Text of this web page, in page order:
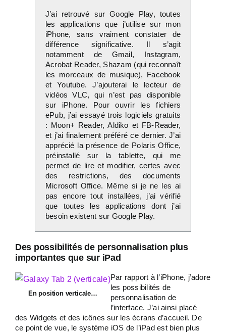
J’ai retrouvé sur Google Play, toutes
les applications que j’utilise sur mon
iPhone, sans vraiment constater de
différence significative. Il s’agit
notamment de Gmail, Instagram,
Acrobat Reader, Shazam (qui reconnaît
les morceaux de musique), Facebook
et Youtube. J’ajouterai le lecteur de
vidéos VLC, qui n’est pas disponible
sur iPhone. Pour ouvrir les fichiers
ePub, j’ai essayé trois logiciels gratuits
: Moon+ Reader, Aldiko et FB-Reader,
et j’ai finalement préféré ce dernier. J’ai
apprécié la présence de Polaris Office,
préinstallé sur la tablette, qui me
permet de lire et modifier, certes avec
des restrictions, des documents
Microsoft Office. Même si je ne les ai
pas encore tout installées, j’ai vérifié
que toutes les applications dont j’ai
besoin existent sur Google Play.
Des possibilités de personnalisation plus
importantes que sur iPad
En position verticale…
Par rapport à l’iPhone, j’adore
les possibilités de
personnalisation de
l’interface. J’ai ainsi placé
des Widgets et des icônes sur les écrans d’accueil. De
ce point de vue, le système iOS de l’iPad est bien plus